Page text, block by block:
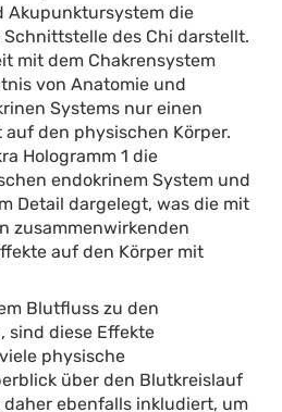
Akupunktursystem die
des Chi darstellt.
mit dem Chakrensystem
von Anatomie und
Systems nur einen
den physischen Körper.
Hologramm 1 die
endokrinem System und
Detail dargelegt, was die mit
zusammenwirkenden
auf den Körper mit
Blutfluss zu den
sind diese Effekte
physische
über den Blutkreislauf
ebenfalls inkludiert, um